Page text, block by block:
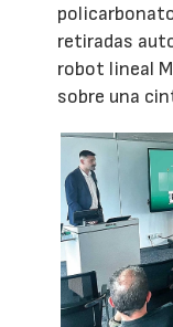
retiradas
robot lineal
sobre una